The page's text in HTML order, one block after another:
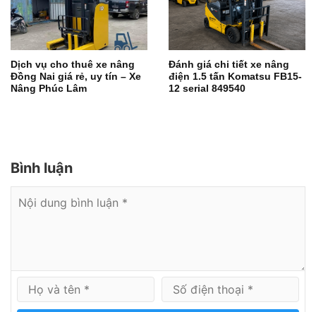
Dịch vụ cho thuê xe nâng
Đồng Nai giá rẻ, uy tín – Xe
Nâng Phúc Lâm
Đánh giá chi tiết xe nâng
điện 1.5 tấn Komatsu FB15-
12 serial 849540
Bình luận